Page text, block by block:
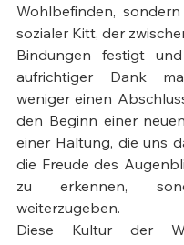
Wohlbefinden,
sozialer Kitt, der
Bindungen festigt
aufrichtiger Dank
weniger einen
den Beginn einer
einer Haltung, die uns
die Freude des
zu erkennen,
weiterzugeben.
Diese Kultur der